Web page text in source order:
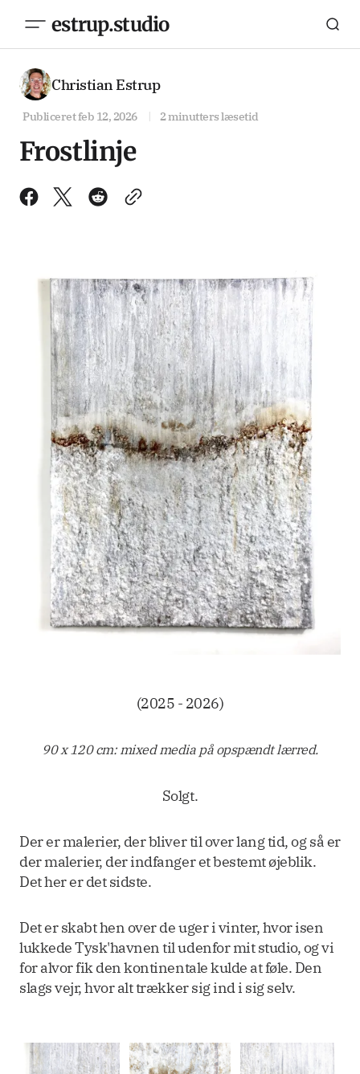
estrup.studio
Christian Estrup
Publiceretfeb 12, 2026 2 minutters læsetid
Frostlinje
(2025 - 2026)
90 x 120 cm: mixed media på opspændt lærred.
Solgt.
Der er malerier, der bliver til over lang tid, og så er
der malerier, der indfanger et bestemt øjeblik.
Det her er det sidste.
Det er skabt hen over de uger i vinter, hvor isen
lukkede Tysk'havnen til udenfor mit studio, og vi
for alvor fik den kontinentale kulde at føle. Den
slags vejr, hvor alt trækker sig ind i sig selv.